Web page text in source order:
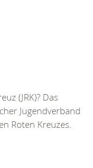
(JRK)? Das
Jugendverband
Roten Kreuzes.